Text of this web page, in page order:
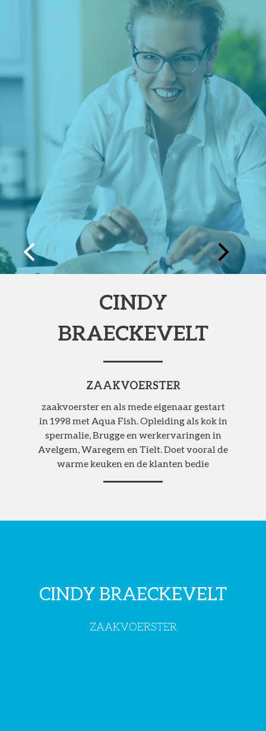
Vorige Volgende
CINDY
BRAECKEVELT
ZAAKVOERSTER
zaakvoerster en als mede eigenaar gestart
in 1998 met Aqua Fish. Opleiding als kok in
spermalie, Brugge en werkervaringen in
Avelgem, Waregem en Tielt. Doet vooral de
warme keuken en de klanten bedie
CINDY BRAECKEVELT
ZAAKVOERSTER